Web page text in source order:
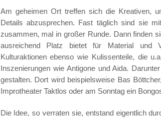
Am geheimen Ort treffen sich die Kreativen,
Details abzusprechen. Fast täglich sind sie
zusammen, mal in großer Runde. Dann finden
ausreichend Platz bietet für Material und
Kulturaktionen ebenso wie Kulissenteile, die
Inszenierungen wie Antigone und Aida.
gestalten. Dort wird beispielsweise Bas
Improtheater Taktlos oder am Sonntag ein
Die Idee, so verraten sie, entstand eigentlich